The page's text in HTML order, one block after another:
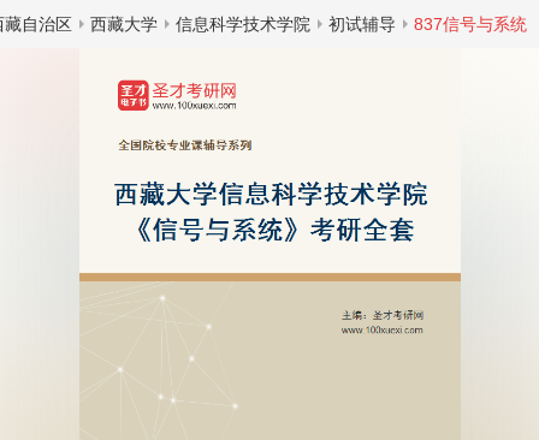
藏自治区 西藏大学 信息科学技术学院 初试辅导 837信号与系统